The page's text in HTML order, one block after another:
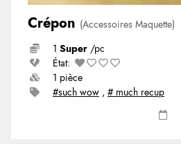
Crépon (Accessoires Maquette)
1 Super /pc
État:
1 pièce
#such wow , # much recup